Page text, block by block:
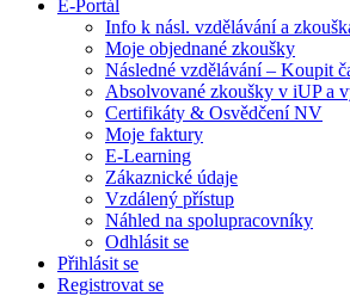
E-Portál
Info k násl. vzdělávání a
Moje objednané zkoušky
Následné vzdělávání – Koupit
Absolvované zkoušky v iUP a
Certifikáty & Osvědčení NV
Moje faktury
E-Learning
Zákaznické údaje
Vzdálený přístup
Náhled na spolupracovníky
Odhlásit se
Přihlásit se
Registrovat se